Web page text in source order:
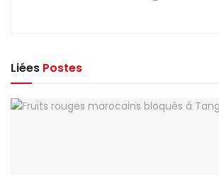
Liées Postes